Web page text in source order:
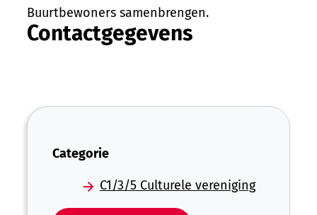
Buurtbewoners samenbrengen.
Contactgegevens
Categorie
C1/3/5 Culturele vereniging